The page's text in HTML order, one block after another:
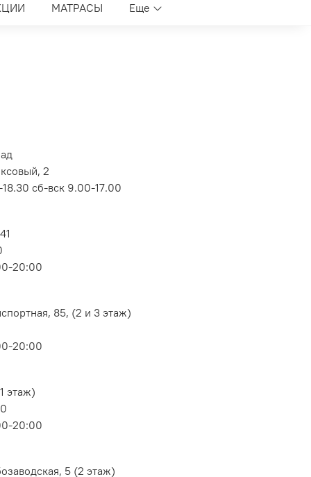
МАТРАСЫ Еще
2
сб-вск 9.00-17.00
20:00
85, (2 и 3 этаж)
20:00
этаж)
20:00
5 (2 этаж)